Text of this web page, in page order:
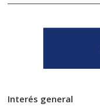
Interés general